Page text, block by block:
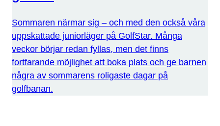
Sommaren närmar sig – och med den också våra
uppskattade juniorläger på GolfStar. Många
veckor börjar redan fyllas, men det finns
fortfarande möjlighet att boka plats och ge barnen
några av sommarens roligaste dagar på
golfbanan.